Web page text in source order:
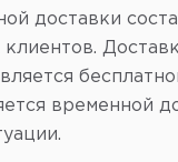
в сутки.
11:01 2026-08-07
на этой
характер.
доставки
клиентов.
временной